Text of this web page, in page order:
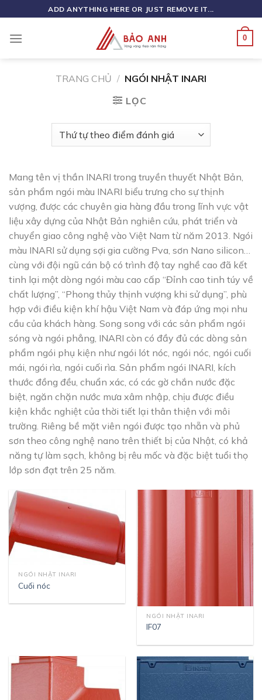
to
content
ADD ANYTHING HERE OR JUST REMOVE IT...
0
TRANG CHỦ / NGÓI NHẬT INARI
LỌC
Mang tên vị thần INARI trong truyền thuyết Nhật Bản,
sản phẩm ngói màu INARI biểu trưng cho sự thịnh
vượng, được các chuyên gia hàng đầu trong lĩnh vực vật
liệu xây dựng của Nhật Bản nghiên cứu, phát triển và
chuyển giao công nghệ vào Việt Nam từ năm 2013. Ngói
màu INARI sử dụng sợi gia cường Pva, sơn Nano silicon…
cùng với đội ngũ cán bộ có trình độ tay nghề cao đã kết
tinh lại một dòng ngói màu cao cấp “Đỉnh cao tinh túy về
chất lượng”, “Phong thủy thịnh vượng khi sử dụng”, phù
hợp với điều kiện khí hậu Việt Nam và đáp ứng mọi nhu
cầu của khách hàng. Song song với các sản phẩm ngói
sóng và ngói phẳng, INARI còn có đầy đủ các dòng sản
phẩm ngói phụ kiện như ngói lót nóc, ngói nóc, ngói cuối
mái, ngói rìa, ngói cuối rìa. Sản phẩm ngói INARI, kích
thước đồng đều, chuẩn xác, có các gờ chắn nước đặc
biệt, ngăn chặn nước mưa xâm nhập, chịu được điều
kiện khắc nghiệt của thời tiết lại thân thiện với môi
trường. Riêng bề mặt viên ngói được tạo nhẵn và phủ
sơn theo công nghệ nano trên thiết bị của Nhật, có khả
năng tự làm sạch, không bị rêu mốc và đặc biệt tuổi thọ
lớp sơn đạt trên 25 năm.
NGÓI NHẬT INARI
Cuối nóc
NGÓI NHẬT INARI
IF07